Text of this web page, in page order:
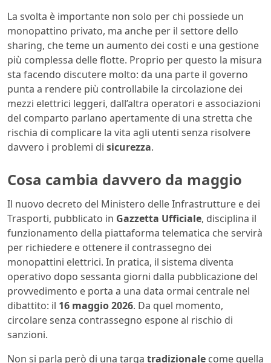
La svolta è importante non solo per chi possiede un
monopattino privato, ma anche per il settore dello
sharing, che teme un aumento dei costi e una gestione
più complessa delle flotte. Proprio per questo la misura
sta facendo discutere molto: da una parte il governo
punta a rendere più controllabile la circolazione dei
mezzi elettrici leggeri, dall’altra operatori e associazioni
del comparto parlano apertamente di una stretta che
rischia di complicare la vita agli utenti senza risolvere
davvero i problemi di sicurezza.
Cosa cambia davvero da maggio
Il nuovo decreto del Ministero delle Infrastrutture e dei
Trasporti, pubblicato in Gazzetta Ufficiale, disciplina il
funzionamento della piattaforma telematica che servirà
per richiedere e ottenere il contrassegno dei
monopattini elettrici. In pratica, il sistema diventa
operativo dopo sessanta giorni dalla pubblicazione del
provvedimento e porta a una data ormai centrale nel
dibattito: il 16 maggio 2026. Da quel momento,
circolare senza contrassegno espone al rischio di
sanzioni.
Non si parla però di una targa tradizionale come quella